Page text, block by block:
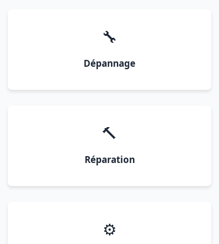
🔧
Dépannage
🔨
Réparation
⚙️